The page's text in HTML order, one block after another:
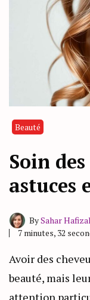
Beauté
Soin
astuces
BySahar
7 minutes, 32
Avoir des
beauté, mais